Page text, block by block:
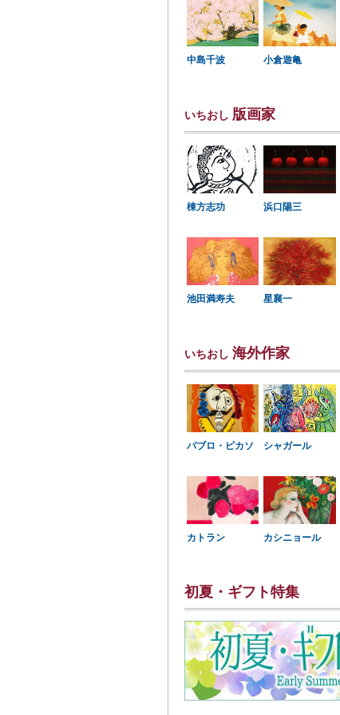
中島千波 小倉遊亀
いちおし 版画家
棟方志功 浜口陽三
池田満寿夫 星襄一
いちおし 海外作家
パブロ・ピカソ シャガール
カトラン カシニョール
初夏・ギフト特集